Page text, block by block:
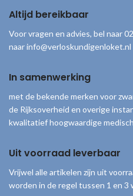
Altijd bereikbaar
Voor vragen en advies, bel naar
naar info@verloskundigenloket.nl
In samenwerking
met de bekende merken voor
de Rijksoverheid en overige
kwalitatief hoogwaardige
Uit voorraad leverbaar
Vrijwel alle artikelen zijn uit
worden in de regel tussen 1 en 3